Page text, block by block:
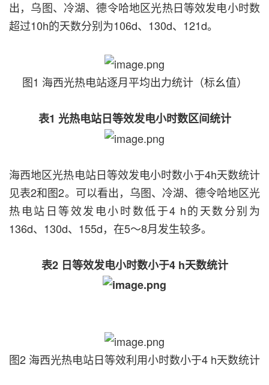
出，乌图、冷湖、德令哈地区光热日等效发电小时数
超过10h的天数分别为106d、130d、121d。
图1 海西光热电站逐月平均出力统计（标幺值）
表1 光热电站日等效发电小时数区间统计
海西地区光热电站日等效发电小时数小于4h天数统计
见表2和图2。可以看出，乌图、冷湖、德令哈地区光
热电站日等效发电小时数低于4 h的天数分别为
136d、130d、155d，在5～8月发生较多。
表2 日等效发电小时数小于4 h天数统计
图2 海西光热电站日等效利用小时数小于4 h天数统计